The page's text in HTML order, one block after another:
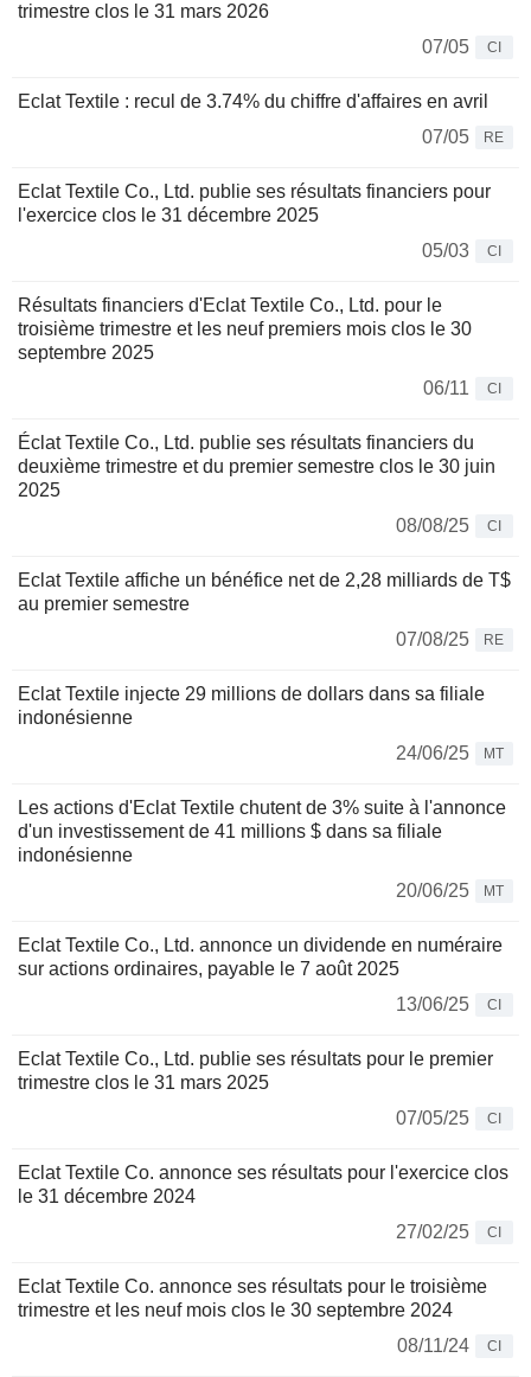
trimestre clos le 31 mars 2026
07/05
CI
Eclat Textile : recul de 3.74% du chiffre d'affaires en avril
07/05
RE
Eclat Textile Co., Ltd. publie ses résultats financiers pour
l'exercice clos le 31 décembre 2025
05/03
CI
Résultats financiers d'Eclat Textile Co., Ltd. pour le
troisième trimestre et les neuf premiers mois clos le 30
septembre 2025
06/11
CI
Éclat Textile Co., Ltd. publie ses résultats financiers du
deuxième trimestre et du premier semestre clos le 30 juin
2025
08/08/25
CI
Eclat Textile affiche un bénéfice net de 2,28 milliards de T$
au premier semestre
07/08/25
RE
Eclat Textile injecte 29 millions de dollars dans sa filiale
indonésienne
24/06/25
MT
Les actions d'Eclat Textile chutent de 3% suite à l'annonce
d'un investissement de 41 millions $ dans sa filiale
indonésienne
20/06/25
MT
Eclat Textile Co., Ltd. annonce un dividende en numéraire
sur actions ordinaires, payable le 7 août 2025
13/06/25
CI
Eclat Textile Co., Ltd. publie ses résultats pour le premier
trimestre clos le 31 mars 2025
07/05/25
CI
Eclat Textile Co. annonce ses résultats pour l'exercice clos
le 31 décembre 2024
27/02/25
CI
Eclat Textile Co. annonce ses résultats pour le troisième
trimestre et les neuf mois clos le 30 septembre 2024
08/11/24
CI